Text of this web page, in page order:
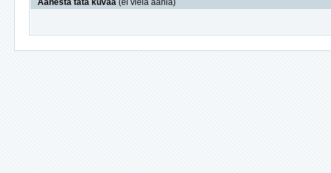
Äänestä tätä kuvaa (ei vielä ääniä)